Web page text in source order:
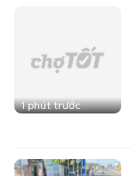
1 phút trước